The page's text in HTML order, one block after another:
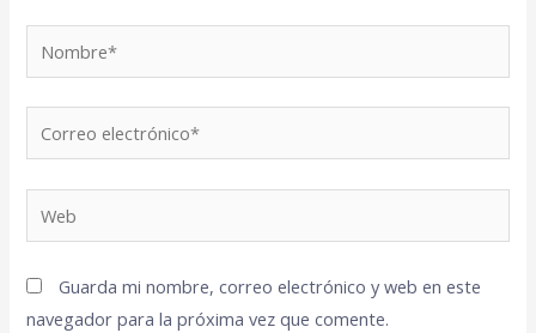
Guarda mi nombre, correo electrónico y web en este
navegador para la próxima vez que comente.